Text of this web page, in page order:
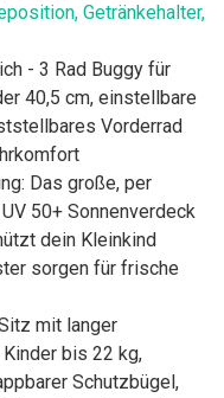
Getränkehalter,
- 3 Rad Buggy für
40,5 cm, einstellbare
Vorderrad
Das große, per
50+ Sonnenverdeck
dein Kleinkind
sorgen für frische
mit langer
bis 22 kg,
Schutzbügel,